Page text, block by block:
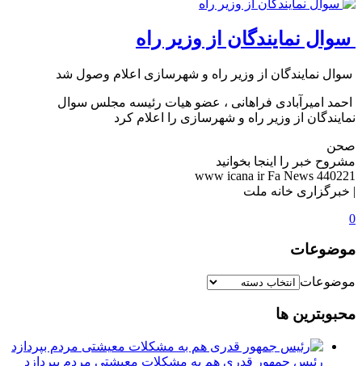
️ سوال نمایندگان از وزیر راه
️ سوال نمایندگان از وزیر راه و شهرسازی اعلام وصول شد
️ احمد امیرآبادی فراهانی ، عضو هیات رئیسه مجلس سوال
نمایندگان از وزیر راه و شهرسازی را اعلام کرد
صحن
مشروح خبر را اینجا بخوانید
www icana ir Fa News 440221
| خبرگزاری خانه ملت
0
موضوعات
موضوعات
محبوبترین ها
رئیس جمهور قدری هم به مشکلات معیشتی مردم بپردازد